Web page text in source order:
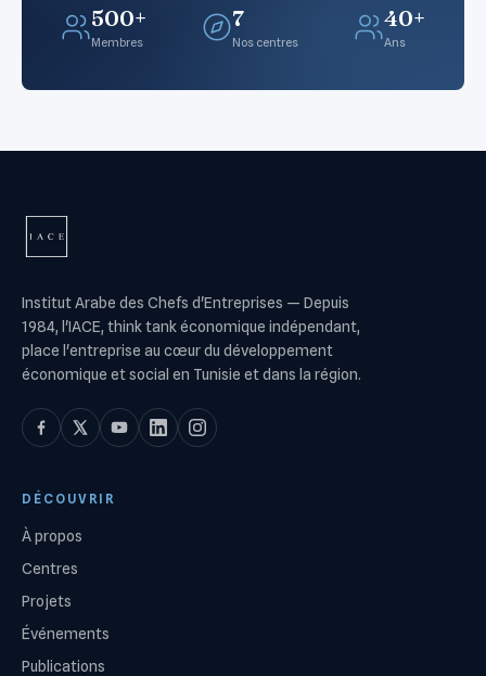
500+
Membres
7
Nos centres
40+
Ans
Institut Arabe des Chefs d'Entreprises — Depuis
1984, l'IACE, think tank économique indépendant,
place l'entreprise au cœur du développement
économique et social en Tunisie et dans la région.
DÉCOUVRIR
À propos
Centres
Projets
Événements
Publications